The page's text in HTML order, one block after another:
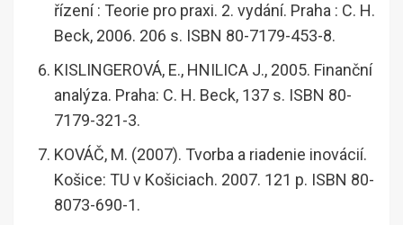
řízení : Teorie pro praxi. 2. vydání. Praha : C. H.
Beck, 2006. 206 s. ISBN 80-7179-453-8.
KISLINGEROVÁ, E., HNILICA J., 2005. Finanční
analýza. Praha: C. H. Beck, 137 s. ISBN 80-
7179-321-3.
KOVÁČ, M. (2007). Tvorba a riadenie inovácií.
Košice: TU v Košiciach. 2007. 121 p. ISBN 80-
8073-690-1.